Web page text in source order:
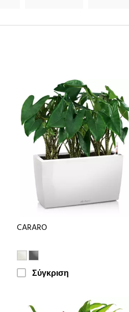
CARARO
Σύγκριση